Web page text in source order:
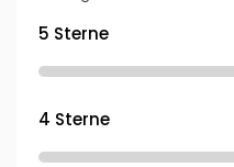
5 Sterne
4 Sterne